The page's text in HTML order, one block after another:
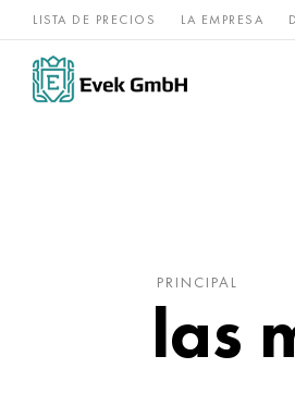
LISTA DE PRECIOS LA EMPRESA
Aleaciones de
níquel
PRINCIPAL
las